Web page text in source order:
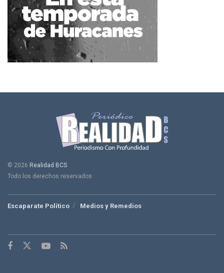
© 2026 Realidad BCS
Todo los derechos reservados
Escaparate Político Medios y Remedios